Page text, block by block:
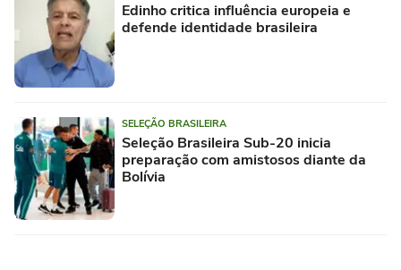
Edinho critica influência europeia e
defende identidade brasileira
SELEÇÃO BRASILEIRA
Seleção Brasileira Sub-20 inicia
preparação com amistosos diante da
Bolívia